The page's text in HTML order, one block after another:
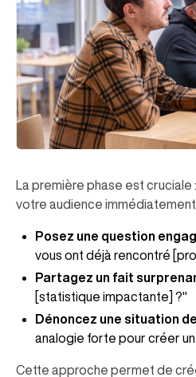
La première phase est
votre audience
Posez une question
vous ont déjà rencontré
Partagez un fait
[statistique impactante] ?"
Dénoncez une situation
analogie forte pour créer
Cette approche permet de